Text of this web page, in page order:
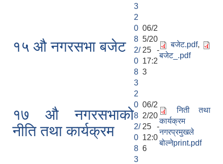
3
१५ औ नगरसभा बजेट
2
0
8
2/
0
8
3
06/2
5/20
25 -
17:2
3
बजेट.pdf,
बजेट_.pdf
१७ औ नगरसभाको
नीति तथा कार्यक्रम
2
0
8
2/
0
8
3
06/2
2/20
25 -
12:0
6
निती तथा
कार्यक्रम
नगरप्रमुखले
बोल्नेprint.pdf